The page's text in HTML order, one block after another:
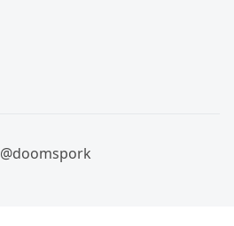
@doomspork